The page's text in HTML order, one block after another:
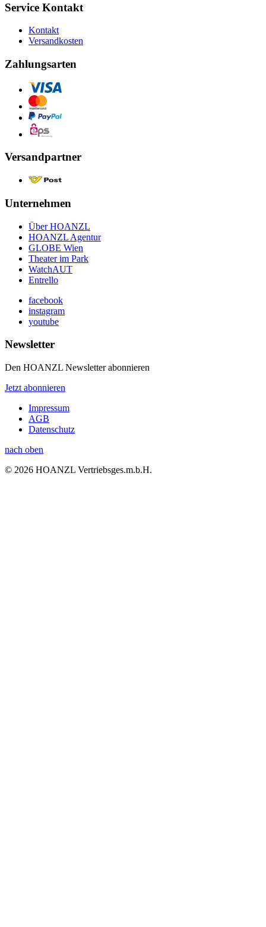
Service Kontakt
Kontakt
Versandkosten
Zahlungsarten
Versandpartner
Unternehmen
Über HOANZL
HOANZL Agentur
GLOBE Wien
Theater im Park
WatchAUT
Entrello
facebook
instagram
youtube
Newsletter
Den HOANZL Newsletter abonnieren
Jetzt abonnieren
Impressum
AGB
Datenschutz
nach oben
© 2026 HOANZL Vertriebsges.m.b.H.